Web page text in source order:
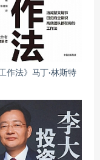
作法》马丁·林斯特